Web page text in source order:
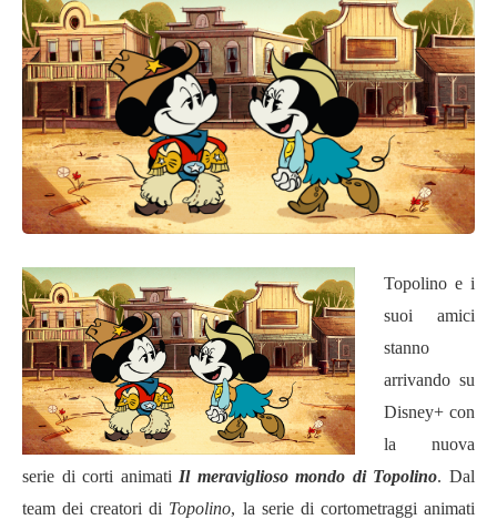
Topolino e i
suoi amici
stanno
arrivando su
Disney+ con
la nuova
serie di corti animati Il meraviglioso mondo di Topolino. Dal
team dei creatori di Topolino, la serie di cortometraggi animati